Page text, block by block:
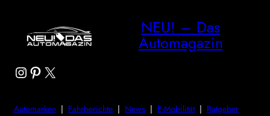
NEU! – Das
Automagazin
Instagram
Pinterest
X
Automarken | Fahrberichte | News | E-Mobilität| Ratgeber